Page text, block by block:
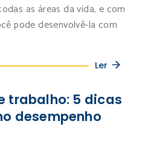
as áreas da vida, e com
pode desenvolvê-la com
Ler
trabalho: 5 dicas
desempenho